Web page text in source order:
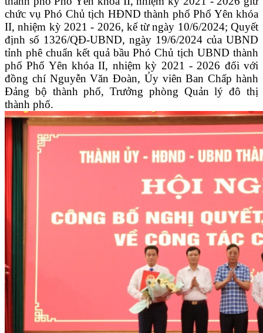
chức vụ Phó Chủ tịch HĐND thành phố Phổ Yên khóa
II, nhiệm kỳ 2021 - 2026, kể từ ngày 10/6/2024; Quyết
định số 1326/QĐ-UBND, ngày 19/6/2024 của UBND
tỉnh phê chuẩn kết quả bầu Phó Chủ tịch UBND thành
phố Phổ Yên khóa II, nhiệm kỳ 2021 - 2026 đối với
đồng chí Nguyễn Văn Đoàn, Ủy viên Ban Chấp hành
Đảng bộ thành phố, Trưởng phòng Quản lý đô thị
thành phố.